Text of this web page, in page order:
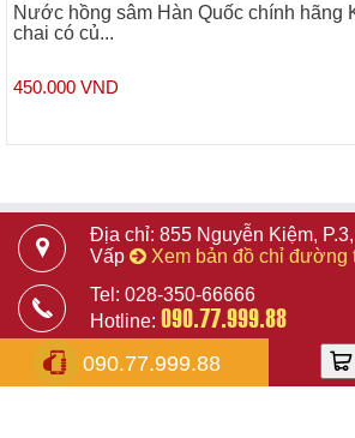
Nước hồng sâm Hàn Quốc chính hãng
chai có củ...
450.000 VND
090.77.999.88
Địa chỉ: 855 Nguyễn Kiệm,
Vấp
Xem bản đồ chỉ đường
Tel: 028-350-66666
Hotline: 090.77.999.88
Website: Gomart.vn
Email: info@gomart.vn